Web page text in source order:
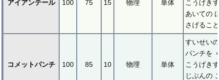
アイアンテール 100 75 15 物理 単体
こうげき
あいての
さげるこ
コメットパンチ 100 85 10 物理 単体
すいせい
パンチを
こうげき
じぶんの